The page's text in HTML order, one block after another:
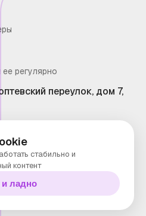
регулярно
переулок, дом 7,
2026 ©
материалов сайта без
ООО "Таргет Телеком"
стабильно и
контент
ладно